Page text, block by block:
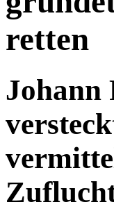
retten
Johann